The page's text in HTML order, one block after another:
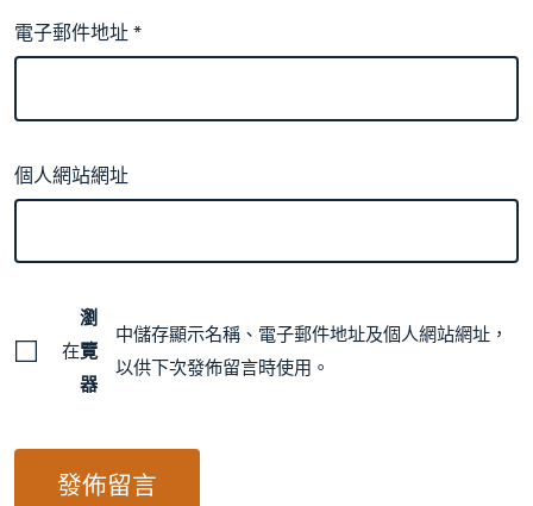
電子郵件地址*
個人網站網址
在
瀏
覽
器
中儲存顯示名稱、電子郵件地址及個人網站網址，
以供下次發佈留言時使用。